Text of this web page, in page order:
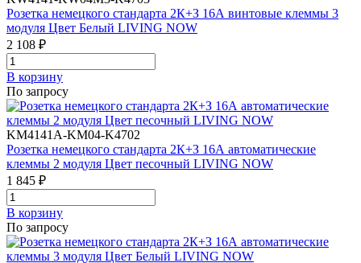
Розетка немецкого стандарта 2К+З 16А винтовые клеммы 3
модуля Цвет Белый LIVING NOW
2 108 ₽
В корзинy
По запросу
KM4141A-KM04-K4702
Розетка немецкого стандарта 2К+З 16А автоматические
клеммы 2 модуля Цвет песочный LIVING NOW
1 845 ₽
В корзинy
По запросу